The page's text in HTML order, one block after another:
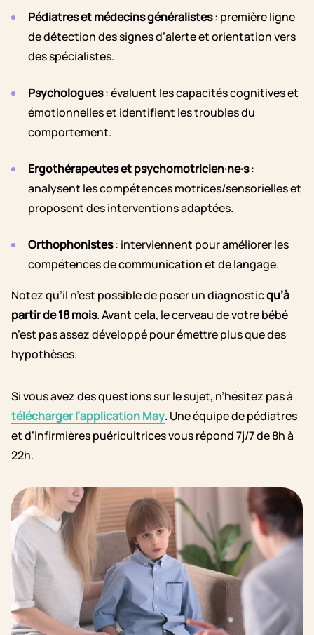
Pédiatres et médecins généralistes: première ligne
de détection des signes d’alerte et orientation vers
des spécialistes.
Psychologues: évaluent les capacités cognitives et
émotionnelles et identifient les troubles du
comportement.
Ergothérapeutes et psychomotricien·ne·s:
analysent les compétences motrices/sensorielles et
proposent des interventions adaptées.
Orthophonistes: interviennent pour améliorer les
compétences de communication et de langage.
Notez qu’il n’est possible de poser un diagnosticqu’à
partir de 18 mois. Avant cela, le cerveau de votre bébé
n’est pas assez développé pour émettre plus que des
hypothèses.
Si vous avez des questions sur le sujet, n’hésitez pas à
télécharger l’application May. Une équipe de pédiatres
et d’infirmières puéricultrices vous répond 7j/7 de 8h à
22h.